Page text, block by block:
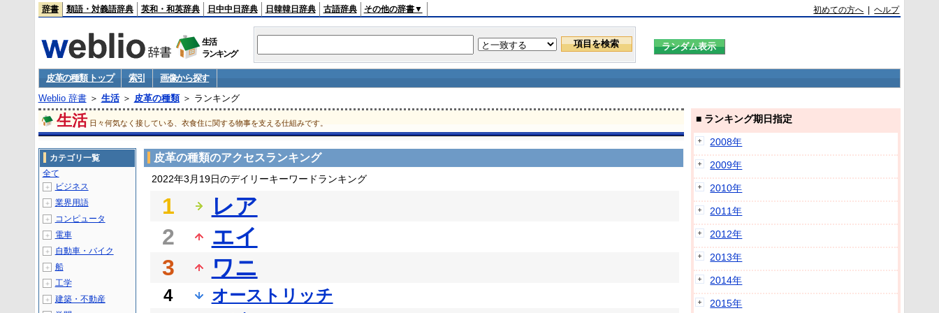
辞書 類語・対義語辞典 英和・和英辞典 日中中日辞典 日韓韓日辞典 古語辞典 その他の辞書▼ 初めての方へ |ヘルプ
生活
ランキング
皮革の種類 トップ 索引
画像から探す
Weblio 辞書＞ 生活＞ 皮革の種類＞ ランキング
生活 日々何気なく接している、衣食住に関する物事を支える仕組みです。
皮革の種類のアクセスランキング
2022年3月19日のデイリーキーワードランキング
1
レア
2
エイ
3
ワニ
4
オーストリッチ
カテゴリ一覧
全て
＋ ビジネス
＋ 業界用語
＋ コンピュータ
＋ 電車
＋ 自動車・バイク
＋ 船
＋ 工学
＋ 建築・不動産
■ ランキング期日指定
2008年
2009年
2010年
2011年
2012年
2013年
2014年
2015年